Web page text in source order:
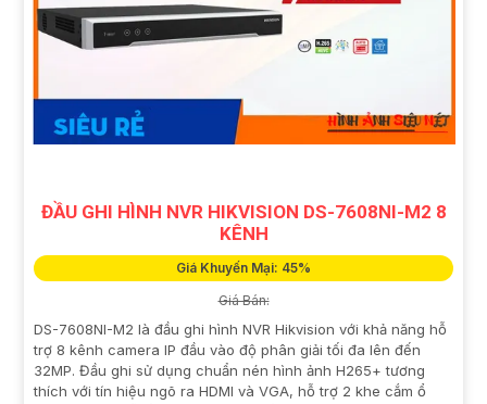
ĐẦU GHI HÌNH NVR HIKVISION DS-7608NI-M2 8
KÊNH
Giá Khuyến Mại: 45%
Giá Bán:
DS-7608NI-M2 là đầu ghi hình NVR Hikvision với khả năng hỗ
trợ 8 kênh camera IP đầu vào độ phân giải tối đa lên đến
32MP. Đầu ghi sử dụng chuẩn nén hình ảnh H265+ tương
thích với tín hiệu ngõ ra HDMI và VGA, hỗ trợ 2 khe cắm ổ